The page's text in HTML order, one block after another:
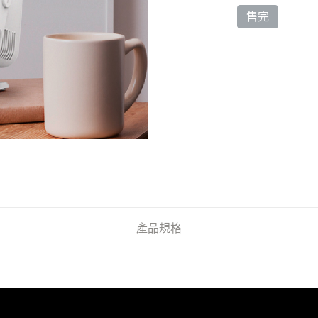
售完
產品規格